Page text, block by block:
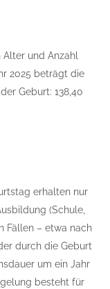
und Anzahl
2025 beträgt die
Geburt: 138,40
erhalten nur
(Schule,
Fällen – etwa nach
durch die Geburt
um ein Jahr
besteht für